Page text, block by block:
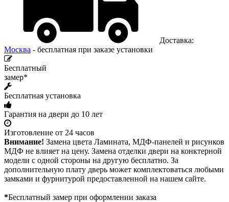
Доставка:
Москва - бесплатная при заказе установки
Бесплатный
замер*
Бесплатная установка
Гарантия на двери до 10 лет
Изготовление от 24 часов
Внимание! Замена цвета Ламината, МДФ-панелей и рисунков
МДФ не влияет на цену. Замена отделки двери на конктерной
модели с одной стороны на другую бесплатно. За
дополнительную плату дверь может комплектоваться любыми
замками и фурнитурой предоставленной на нашем сайте.
*Бесплатный замер при оформлении заказа